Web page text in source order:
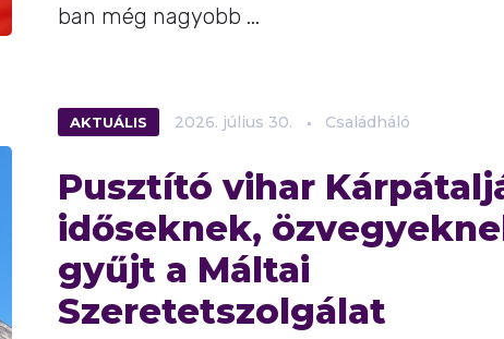
ban még nagyobb ...
AKTUÁLIS 2026. július 30. Családháló
Pusztító vihar
időseknek,
gyűjt a Máltai
Szeretetszolgálat